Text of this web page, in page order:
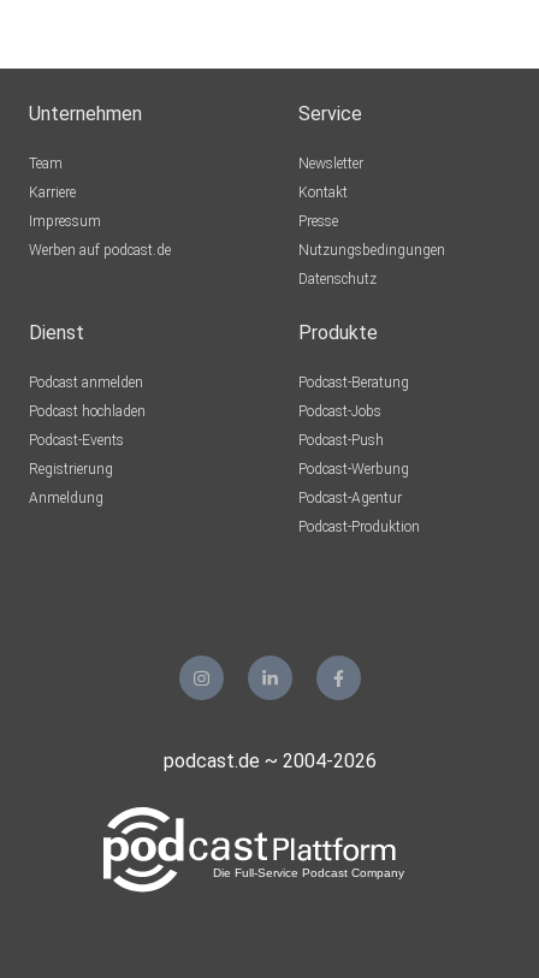
Unternehmen
Team
Karriere
Impressum
Werben auf podcast.de
Service
Newsletter
Kontakt
Presse
Nutzungsbedingungen
Datenschutz
Dienst
Podcast anmelden
Podcast hochladen
Podcast-Events
Registrierung
Anmeldung
Produkte
Podcast-Beratung
Podcast-Jobs
Podcast-Push
Podcast-Werbung
Podcast-Agentur
Podcast-Produktion
podcast.de ~ 2004-2026